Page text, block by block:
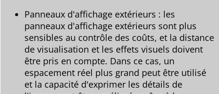
Panneaux d'affichage extérieurs : les
panneaux d'affichage extérieurs sont plus
sensibles au contrôle des coûts, et la distance
de visualisation et les effets visuels doivent
être pris en compte. Dans ce cas, un
espacement réel plus grand peut être utilisé
et la capacité d'exprimer les détails de